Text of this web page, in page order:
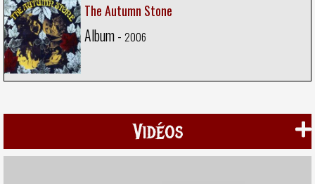
The Autumn Stone
Album - 2006
Vidéos